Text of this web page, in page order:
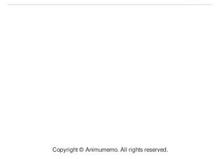
Copyright © Animumemo. All rights reserved.